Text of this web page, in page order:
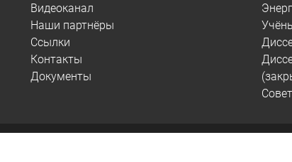
Видеоканал
Наши партнёры
Ссылки
Контакты
Документы